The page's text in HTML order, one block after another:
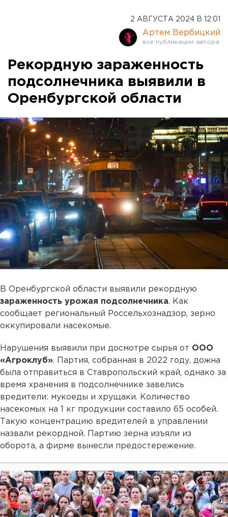
2 АВГУСТА 2024 В 12:01
Артем Вербицкий
Рекордную зараженность
подсолнечника выявили в
Оренбургской области
В Оренбургской области выявили рекордную
зараженность урожая подсолнечника. Как
сообщает региональный Россельхознадзор, зерно
оккупировали насекомые.
Нарушения выявили при досмотре сырья от ООО
«Агроклуб». Партия, собранная в 2022 году, дожна
была отправиться в Ставропольский край, однако за
время хранения в подсолнечнике завелись
вредители: мукоеды и хрущаки. Количество
насекомых на 1 кг продукции составило 65 особей.
Такую концентрацию вредителей в управлении
назвали рекордной. Партию зерна изъяли из
оборота, а фирме вынесли предостережение.